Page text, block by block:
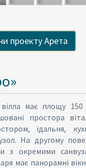
має площу
простора
їдальня,
На другому
з окремими
має панорамні